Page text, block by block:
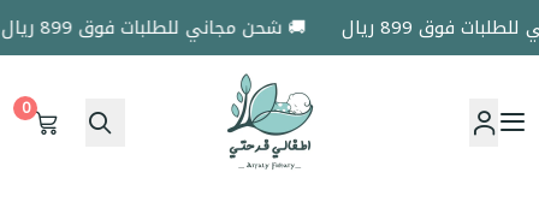
فوق 899 ريال 🚚 شحن مجاني للطلبات فوق 899 ريال
اطفالي فرحتي
0